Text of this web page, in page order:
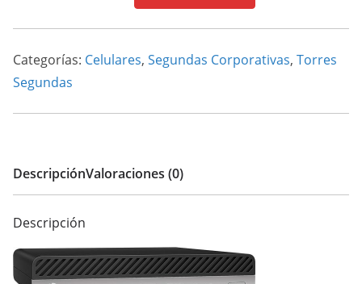
600(G3)
cantidad
Categorías: Celulares, Segundas Corporativas, Torres
Segundas
DescripciónValoraciones (0)
Descripción